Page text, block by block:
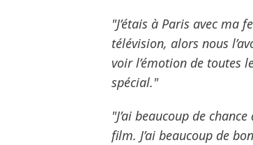
"J’étais à Paris avec
télévision, alors nous
voir l’émotion de toutes
spécial."
"J’ai beaucoup de
film. J’ai beaucoup de